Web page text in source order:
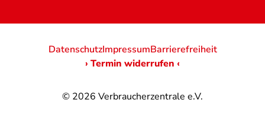
© 2026 Verbraucherzentrale e.V.
DatenschutzImpressumBarrierefreiheit
› Termin widerrufen ‹